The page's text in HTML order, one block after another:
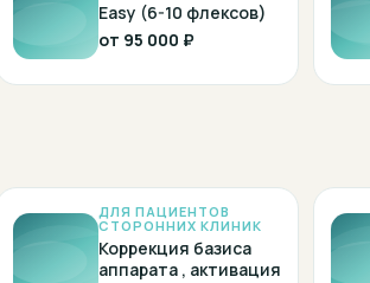
Easy (6-10 флексов)
от 95 000 ₽
ДЛЯ ПАЦИЕНТОВ
СТОРОННИХ КЛИНИК
Коррекция базиса
аппарата , активация